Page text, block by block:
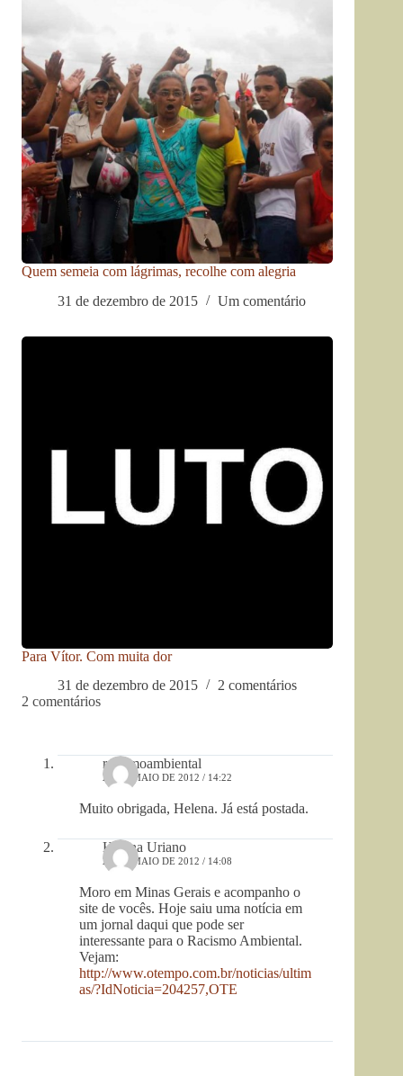
Quem semeia com lágrimas, recolhe com alegria
31 de dezembro de 2015
Um comentário
Para Vítor. Com muita dor
31 de dezembro de 2015
2 comentários
2 comentários
racismoambiental
27 DE MAIO DE 2012 / 14:22
Muito obrigada, Helena. Já está postada.
Helena Uriano
27 DE MAIO DE 2012 / 14:08
Moro em Minas Gerais e acompanho o
site de vocês. Hoje saiu uma notícia em
um jornal daqui que pode ser
interessante para o Racismo Ambiental.
Vejam:
http://www.otempo.com.br/noticias/ultim
as/?IdNoticia=204257,OTE